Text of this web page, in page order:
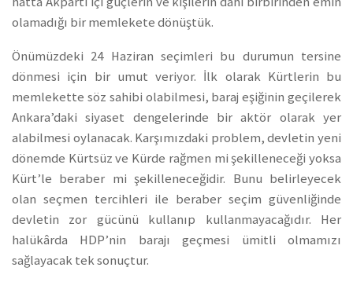
olamadığı bir memlekete dönüştük.
Önümüzdeki 24 Haziran seçimleri bu durumun tersine
dönmesi için bir umut veriyor. İlk olarak Kürtlerin bu
memlekette söz sahibi olabilmesi, baraj eşiğinin geçilerek
Ankara’daki siyaset dengelerinde bir aktör olarak yer
alabilmesi oylanacak. Karşımızdaki problem, devletin yeni
dönemde Kürtsüz ve Kürde rağmen mi şekilleneceği yoksa
Kürt’le beraber mi şekilleneceğidir. Bunu belirleyecek
olan seçmen tercihleri ile beraber seçim güvenliğinde
devletin zor gücünü kullanıp kullanmayacağıdır. Her
halükârda HDP’nin barajı geçmesi ümitli olmamızı
sağlayacak tek sonuçtur.